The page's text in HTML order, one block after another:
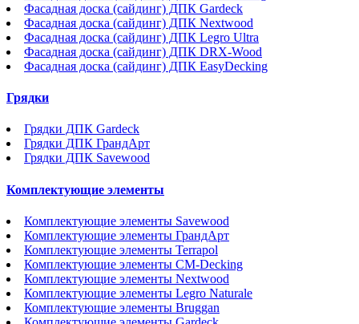
Фасадная доска (сайдинг) ДПК Gardeck
Фасадная доска (сайдинг) ДПК Nextwood
Фасадная доска (сайдинг) ДПК Legro Ultra
Фасадная доска (сайдинг) ДПК DRX-Wood
Фасадная доска (сайдинг) ДПК EasyDecking
Грядки
Грядки ДПК Gardeck
Грядки ДПК ГрандАрт
Грядки ДПК Savewood
Комплектующие элементы
Комплектующие элементы Savewood
Комплектующие элементы ГрандАрт
Комплектующие элементы Terrapol
Комплектующие элементы CM-Decking
Комплектующие элементы Nextwood
Комплектующие элементы Legro Naturale
Комплектующие элементы Bruggan